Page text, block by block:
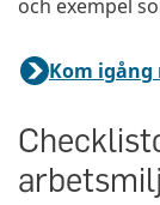
och exempel
Kom